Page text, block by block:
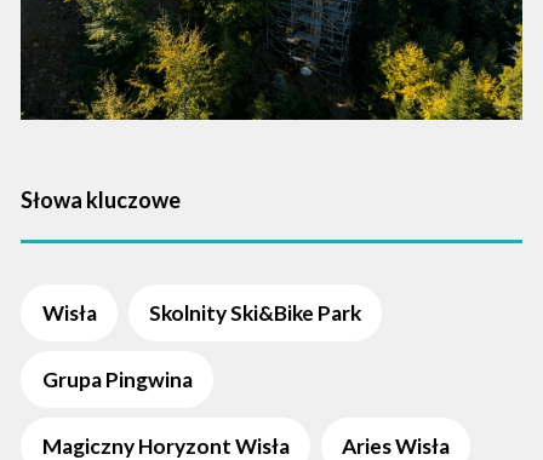
Słowa kluczowe
Wisła Skolnity Ski&Bike Park
Grupa Pingwina
Magiczny Horyzont Wisła Aries Wisła